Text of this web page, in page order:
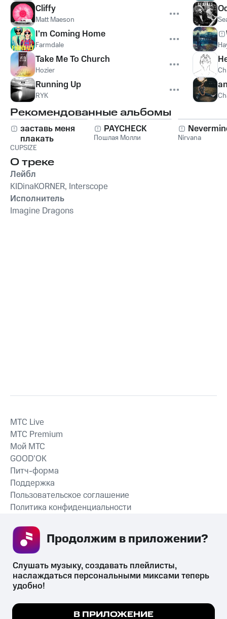
Cliffy
Matt Maeson
I'm Coming Home
Farmdale
Take Me To Church
Hozier
Running Up
RYK
Рекомендованные альбомы
заставь меня
плакать
CUPSIZE
PAYCHECK
Пошлая Молли Nirvana
О треке
Лейбл
KIDinaKORNER, Interscope
Исполнитель
Imagine Dragons
СКАЧАТЬ ПРИЛОЖЕНИЕ
MTС Live
MTС Premium
Мой МТС
GOOD’OK
Питч-форма
Поддержка
Пользовательское соглашение
Политика конфиденциальности
психотропных веществ, их аналогов причиняет вред здоровью,
их незаконный оборот запрещён и влечёт установленную
Мы используем куки, чтобы на сайте все
Слушать музыку, создавать плейлисты,
наслаждаться персональными миксами теперь
удобно!
В ПРИЛОЖЕНИЕ